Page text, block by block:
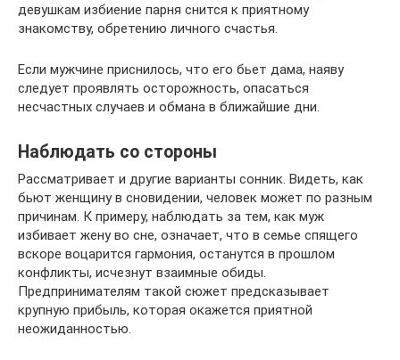
девушкам избиение парня снится к приятному
знакомству, обретению личного счастья.
Если мужчине приснилось, что его бьет дама, наяву
следует проявлять осторожность, опасаться
несчастных случаев и обмана в ближайшие дни.
Наблюдать со стороны
Рассматривает и другие варианты сонник. Видеть, как
бьют женщину в сновидении, человек может по разным
причинам. К примеру, наблюдать за тем, как муж
избивает жену во сне, означает, что в семье спящего
вскоре воцарится гармония, останутся в прошлом
конфликты, исчезнут взаимные обиды.
Предпринимателям такой сюжет предсказывает
крупную прибыль, которая окажется приятной
неожиданностью.